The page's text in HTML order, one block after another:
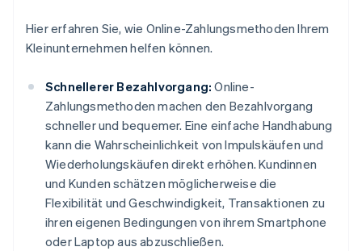
Hier erfahren Sie, wie Online-Zahlungsmethoden Ihrem
Kleinunternehmen helfen können.
Schnellerer Bezahlvorgang: Online-
Zahlungsmethoden machen den Bezahlvorgang
schneller und bequemer. Eine einfache Handhabung
kann die Wahrscheinlichkeit von Impulskäufen und
Wiederholungskäufen direkt erhöhen. Kundinnen
und Kunden schätzen möglicherweise die
Flexibilität und Geschwindigkeit, Transaktionen zu
ihren eigenen Bedingungen von ihrem Smartphone
oder Laptop aus abzuschließen.